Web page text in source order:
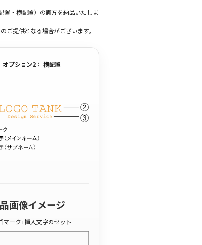
・横配置）の両方を納品いたしま
ご提供となる場合がございます。
オプション2： 横配置
画像イメージ
マーク+挿入文字のセット